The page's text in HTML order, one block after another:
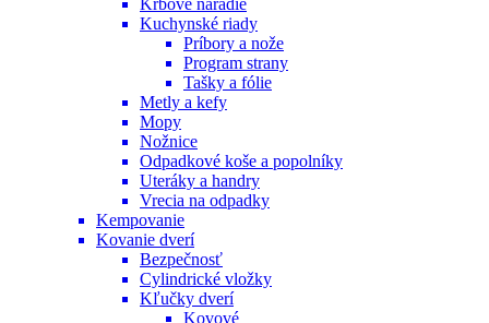
Kuchynské riady
Príbory a nože
Program strany
Tašky a fólie
Metly a kefy
Mopy
Nožnice
Odpadkové koše a popolníky
Uteráky a handry
Vrecia na odpadky
Kempovanie
Kovanie dverí
Bezpečnosť
Cylindrické vložky
Kľučky dverí
Kovové